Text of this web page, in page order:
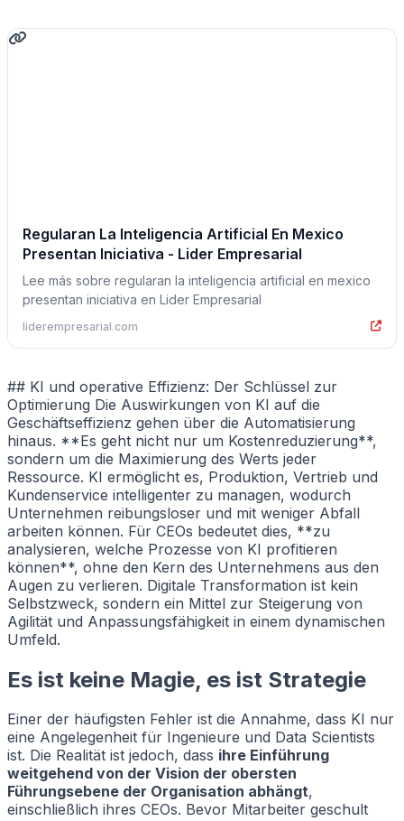
Regularan La Inteligencia Artificial En Mexico
Presentan Iniciativa - Lider Empresarial
Lee más sobre regularan la inteligencia artificial en mexico
presentan iniciativa en Lider Empresarial
liderempresarial.com
## KI und operative Effizienz: Der Schlüssel zur
Optimierung Die Auswirkungen von KI auf die
Geschäftseffizienz gehen über die Automatisierung
hinaus. **Es geht nicht nur um Kostenreduzierung**,
sondern um die Maximierung des Werts jeder
Ressource. KI ermöglicht es, Produktion, Vertrieb und
Kundenservice intelligenter zu managen, wodurch
Unternehmen reibungsloser und mit weniger Abfall
arbeiten können. Für CEOs bedeutet dies, **zu
analysieren, welche Prozesse von KI profitieren
können**, ohne den Kern des Unternehmens aus den
Augen zu verlieren. Digitale Transformation ist kein
Selbstzweck, sondern ein Mittel zur Steigerung von
Agilität und Anpassungsfähigkeit in einem dynamischen
Umfeld.
Es ist keine Magie, es ist Strategie
Einer der häufigsten Fehler ist die Annahme, dass KI nur
eine Angelegenheit für Ingenieure und Data Scientists
ist. Die Realität ist jedoch, dass ihre Einführung
weitgehend von der Vision der obersten
Führungsebene der Organisation abhängt,
einschließlich ihres CEOs. Bevor Mitarbeiter geschult